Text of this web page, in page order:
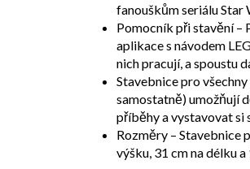
fanouškům seriálu Star
Pomocník při stavění
aplikace s návodem
nich pracují, a spoustu
Stavebnice pro
samostatně) umožňují
příběhy a vystavovat si
Rozměry – Stavebnice
výšku, 31 cm na délku